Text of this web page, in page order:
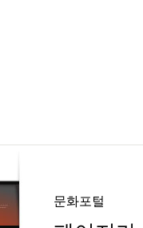
문화포털